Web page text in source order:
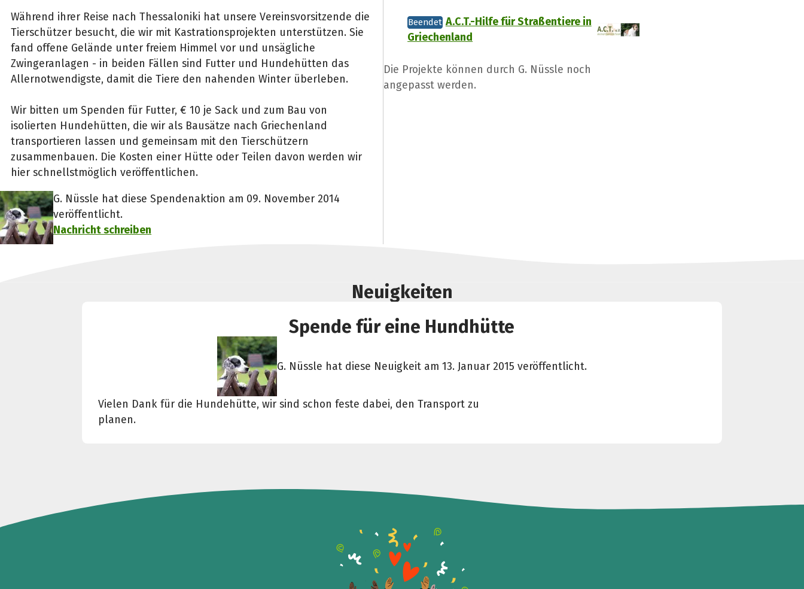
Während ihrer Reise nach Thessaloniki hat unsere Vereinsvorsitzende die
Tierschützer besucht, die wir mit Kastrationsprojekten unterstützen. Sie
fand offene Gelände unter freiem Himmel vor und unsägliche
Zwingeranlagen - in beiden Fällen sind Futter und Hundehütten das
Allernotwendigste, damit die Tiere den nahenden Winter überleben.
Wir bitten um Spenden für Futter, € 10 je Sack und zum Bau von
isolierten Hundehütten, die wir als Bausätze nach Griechenland
transportieren lassen und gemeinsam mit den Tierschützern
zusammenbauen. Die Kosten einer Hütte oder Teilen davon werden wir
hier schnellstmöglich veröffentlichen.
G. Nüssle hat diese Spendenaktion am 09. November 2014
veröffentlicht.
Nachricht schreiben
Beendet A.C.T.-Hilfe für Straßentiere in
Griechenland
Die Projekte können durch G. Nüssle noch
angepasst werden.
Neuigkeiten
Spende für eine Hundhütte
G. Nüssle hat diese Neuigkeit am 13. Januar 2015 veröffentlicht.
Vielen Dank für die Hundehütte, wir sind schon feste dabei, den Transport zu
planen.